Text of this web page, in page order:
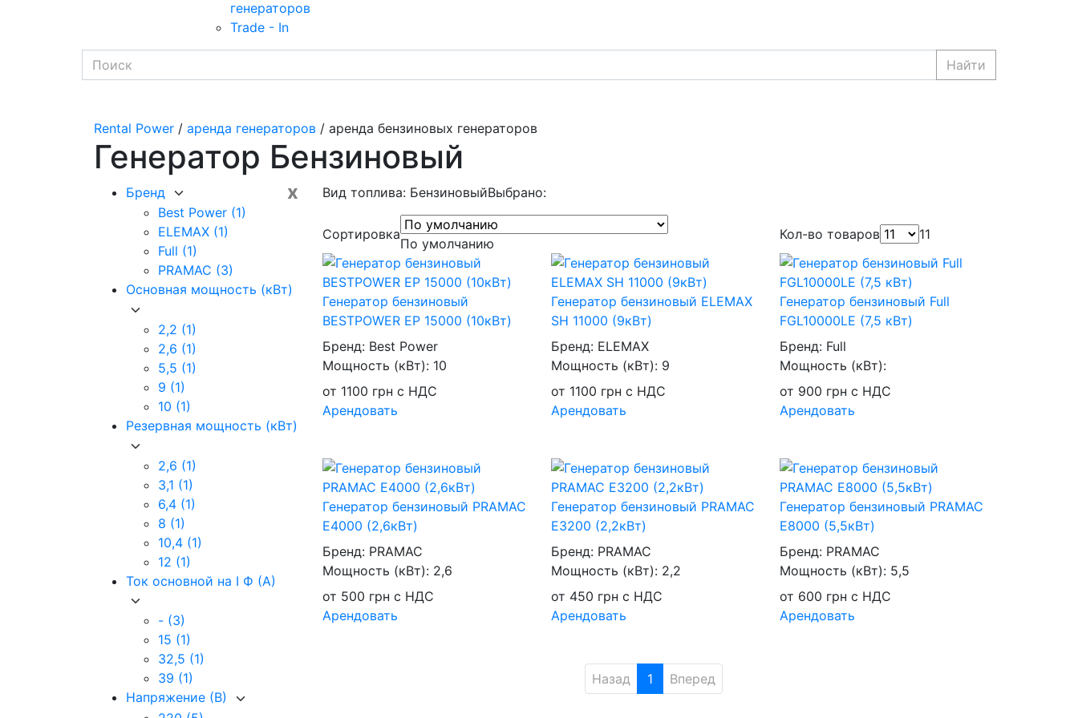
генераторов
Trade - In
Найти
Rental Power / аренда генераторов / аренда бензиновых генераторов
Генератор Бензиновый
x
Бренд
Best Power (1)
ELEMAX (1)
Full (1)
PRAMAC (3)
Основная мощность (кВт)
2,2 (1)
2,6 (1)
5,5 (1)
9 (1)
10 (1)
Резервная мощность (кВт)
2,6 (1)
3,1 (1)
6,4 (1)
8 (1)
10,4 (1)
12 (1)
Ток основной на I Ф (А)
- (3)
15 (1)
32,5 (1)
39 (1)
Напряжение (В)
Вид топлива: БензиновыйВыбрано:
Сортировка
По умолчанию
Кол-во товаров 11
Генератор бензиновый
BESTPOWER EP 15000 (10кВт)
Бренд: Best Power
Мощность (кВт): 10
от 1100 грн с НДС
Арендовать
Генератор бензиновый ELEMAX
SH 11000 (9кВт)
Бренд: ELEMAX
Мощность (кВт): 9
от 1100 грн с НДС
Арендовать
Генератор бензиновый Full
FGL10000LE (7,5 кВт)
Бренд: Full
Мощность (кВт):
от 900 грн с НДС
Арендовать
Генератор бензиновый PRAMAC
E4000 (2,6кВт)
Бренд: PRAMAC
Мощность (кВт): 2,6
от 500 грн с НДС
Арендовать
Генератор бензиновый PRAMAC
E3200 (2,2кВт)
Бренд: PRAMAC
Мощность (кВт): 2,2
от 450 грн с НДС
Арендовать
Генератор бензиновый PRAMAC
E8000 (5,5кВт)
Бренд: PRAMAC
Мощность (кВт): 5,5
от 600 грн с НДС
Арендовать
Назад 1 Вперед